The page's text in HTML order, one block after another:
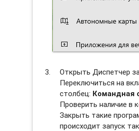
Открыть Диспетчер
Переключиться на
столбец: Командная
Проверить наличие в
Закрыть такие
происходит запуск